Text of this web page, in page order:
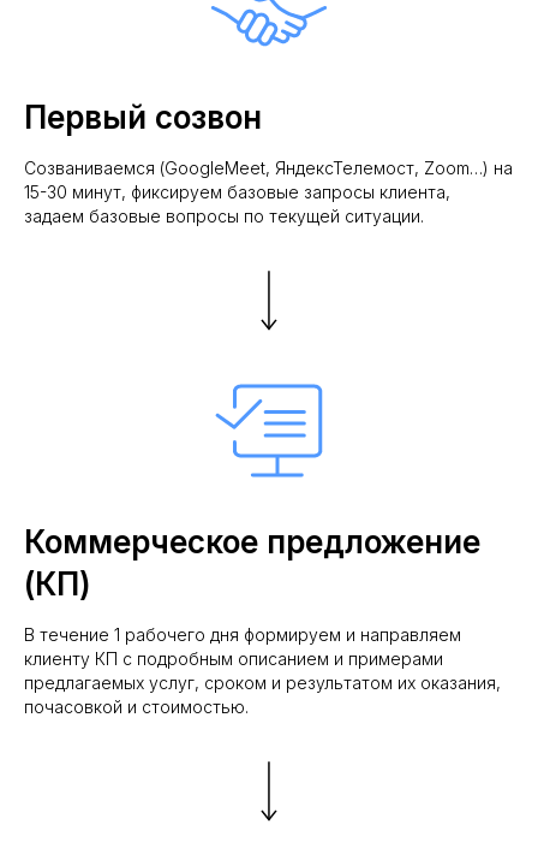
Первый созвон
Созваниваемся (GoogleMeet, ЯндексТелемост, Zoom…) на
15-30 минут, фиксируем базовые запросы клиента,
задаем базовые вопросы по текущей ситуации.
Коммерческое предложение
(КП)
В течение 1 рабочего дня формируем и направляем
клиенту КП с подробным описанием и примерами
предлагаемых услуг, сроком и результатом их оказания,
почасовкой и стоимостью.